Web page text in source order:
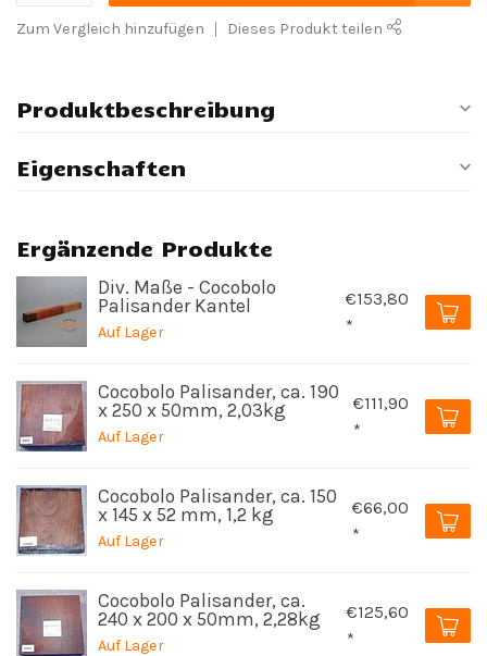
Zum Vergleich hinzufügen Dieses Produkt teilen
Produktbeschreibung
Eigenschaften
Ergänzende Produkte
Div. Maße - Cocobolo
Palisander Kantel
Auf Lager
€153,80
*
Cocobolo Palisander, ca. 190
x 250 x 50mm, 2,03kg
Auf Lager
€111,90
*
Cocobolo Palisander, ca. 150
x 145 x 52 mm, 1,2 kg
Auf Lager
€66,00
*
Cocobolo Palisander, ca.
240 x 200 x 50mm, 2,28kg
Auf Lager
€125,60
*